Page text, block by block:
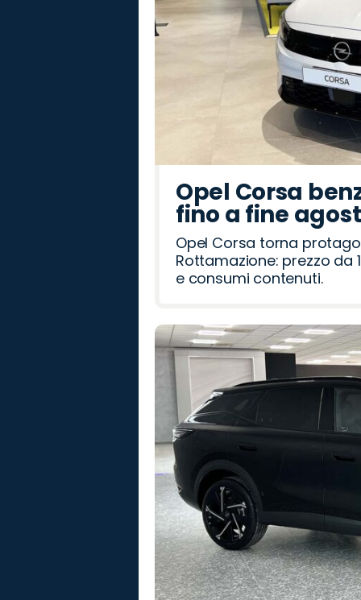
Opel Corsa
fino a fine
Opel Corsa torna
Rottamazione: prezzo da
e consumi contenuti.